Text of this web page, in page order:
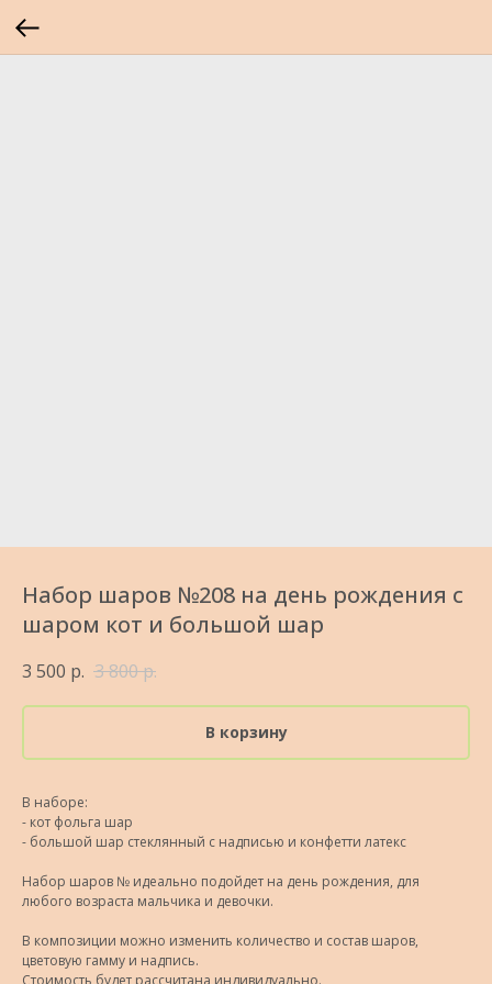
Набор шаров №208 на день рождения с
шаром кот и большой шар
3 500 р. 3 800р.
В корзину
В наборе:
- кот фольга шар
- большой шар стеклянный с надписью и конфетти латекс
Набор шаров № идеально подойдет на день рождения, для
любого возраста мальчика и девочки.
В композиции можно изменить количество и состав шаров,
цветовую гамму и надпись.